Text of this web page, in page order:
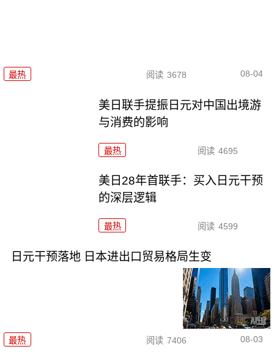
最热 阅读 3678 08-04
美日联手提振日元对中国出境游
与消费的影响
最热 阅读 4695
美日28年首联手：买入日元干预
的深层逻辑
最热 阅读 4599
日元干预落地 日本进出口贸易格局生变
最热 阅读 7406 08-03